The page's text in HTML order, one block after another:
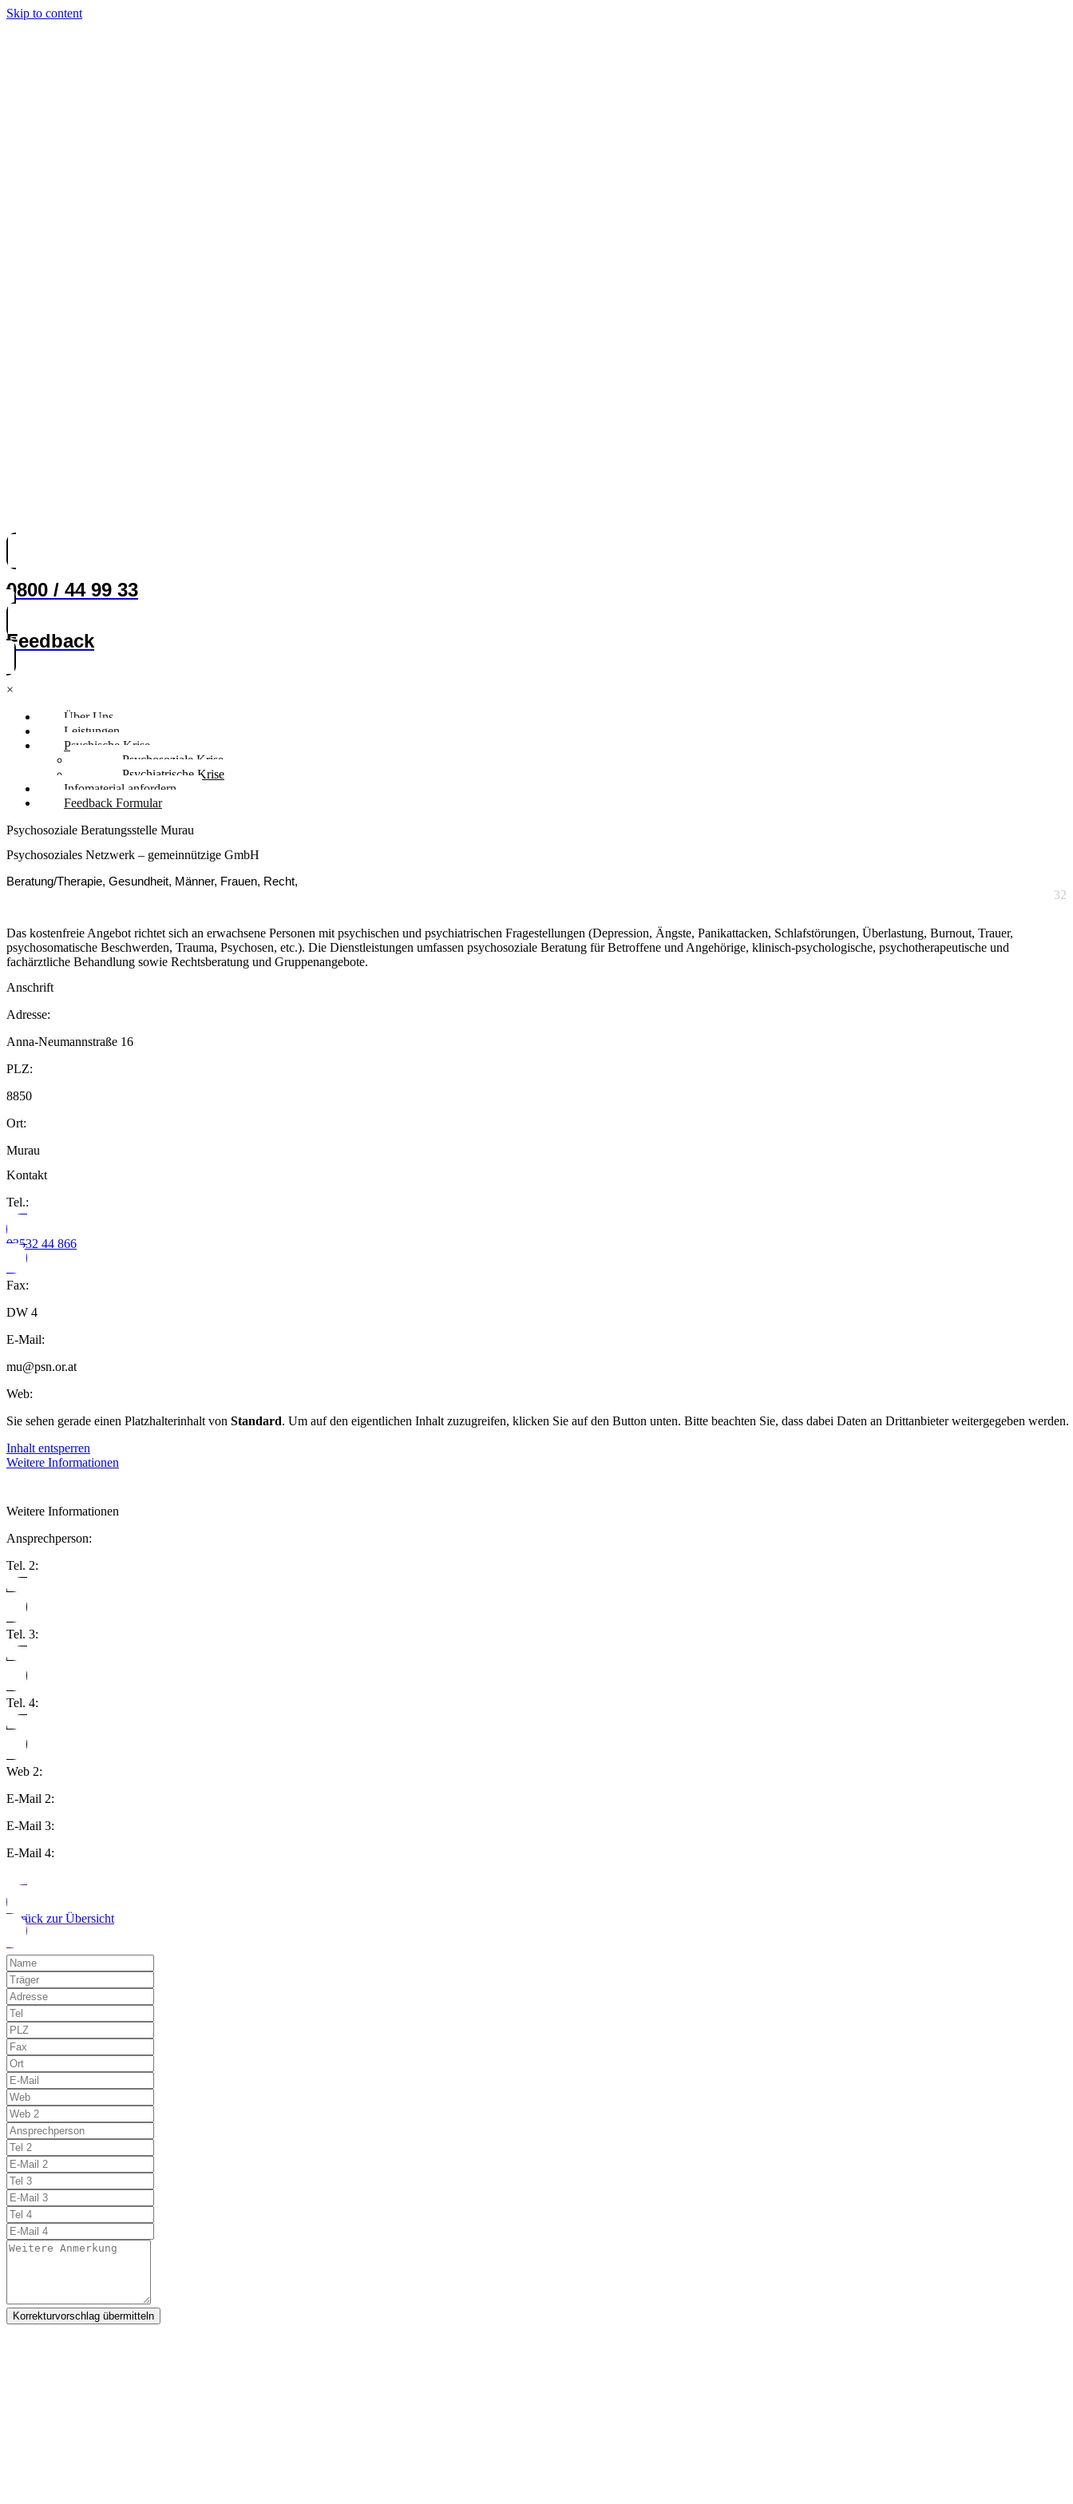
Skip to content
0800 / 44 99 33
Feedback
×
Über Uns
Leistungen
Psychische Krise
Psychosoziale Krise
Psychiatrische Krise
Infomaterial anfordern
Feedback Formular
Psychosoziale Beratungsstelle Murau
Psychosoziales Netzwerk – gemeinnützige GmbH
Beratung/Therapie, Gesundheit, Männer, Frauen, Recht,
32
Das kostenfreie Angebot richtet sich an erwachsene Personen mit psychischen und psychiatrischen Fragestellungen (Depression, Ängste, Panikattacken, Schlafstörungen, Überlastung, Burnout, Trauer,
psychosomatische Beschwerden, Trauma, Psychosen, etc.). Die Dienstleistungen umfassen psychosoziale Beratung für Betroffene und Angehörige, klinisch-psychologische, psychotherapeutische und
fachärztliche Behandlung sowie Rechtsberatung und Gruppenangebote.
Anschrift
Adresse:
Anna-Neumannstraße 16
PLZ:
8850
Ort:
Murau
Kontakt
Tel.:
03532 44 866
Fax:
DW 4
E-Mail:
mu@psn.or.at
Web:
Sie sehen gerade einen Platzhalterinhalt von Standard. Um auf den eigentlichen Inhalt zuzugreifen, klicken Sie auf den Button unten. Bitte beachten Sie, dass dabei Daten an Drittanbieter weitergegeben werden.
Inhalt entsperren
Weitere Informationen
Weitere Informationen
Ansprechperson:
Tel. 2:
Tel. 3:
Tel. 4:
Web 2:
E-Mail 2:
E-Mail 3:
E-Mail 4:
Zurück zur Übersicht
Korrekturvorschlag übermitteln